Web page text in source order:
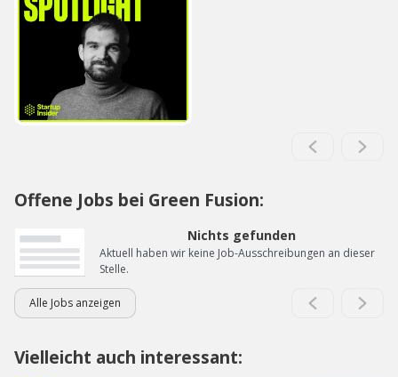
Offene Jobs bei Green Fusion:
Nichts gefunden
Aktuell haben wir keine Job-Ausschreibungen an dieser
Stelle.
Alle Jobs anzeigen
Vielleicht auch interessant: